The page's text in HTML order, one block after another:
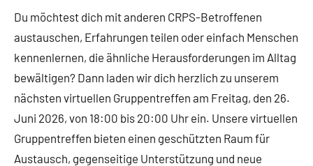
Du möchtest dich mit anderen CRPS-Betroffenen
austauschen, Erfahrungen teilen oder einfach Menschen
kennenlernen, die ähnliche Herausforderungen im Alltag
bewältigen? Dann laden wir dich herzlich zu unserem
nächsten virtuellen Gruppentreffen am Freitag, den 26.
Juni 2026, von 18:00 bis 20:00 Uhr ein. Unsere virtuellen
Gruppentreffen bieten einen geschützten Raum für
Austausch, gegenseitige Unterstützung und neue